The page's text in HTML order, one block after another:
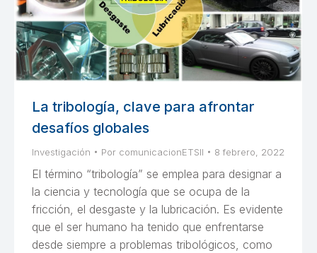
La tribología, clave para afrontar
desafíos globales
Investigación Por comunicacionETSII 8 febrero, 2022
El término “tribología” se emplea para designar a
la ciencia y tecnología que se ocupa de la
fricción, el desgaste y la lubricación. Es evidente
que el ser humano ha tenido que enfrentarse
desde siempre a problemas tribológicos, como